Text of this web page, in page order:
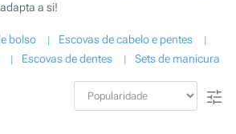
a si!
bolso
Escovas de cabelo e pentes
Escovas de dentes Sets de manicura